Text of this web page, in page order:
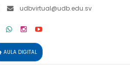
udbvirtual@udb.edu.sv
AULA DIGITAL